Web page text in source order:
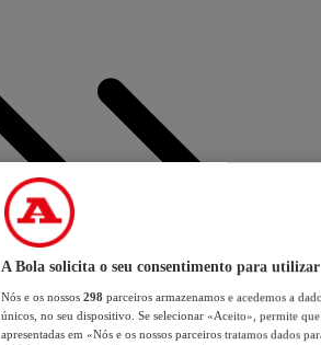
A Bola solicita o seu consentimento para utilizar
Nós e os nossos 298 parceiros armazenamos e acedemos a
únicos, no seu dispositivo. Se selecionar «Aceito», permite
apresentadas em «Nós e os nossos parceiros tratamos dados